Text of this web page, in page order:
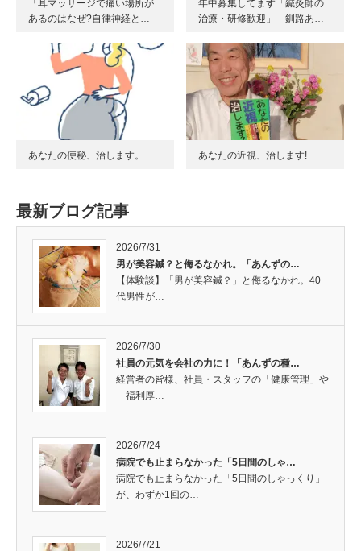
「耳マッサージで痛い場所が
あるのはなぜ?自律神経と…
年中募集してます「鍼灸師の
治療・研修歓迎」 釧路あ…
あなたの便秘、治します。 あなたの近視、治します!
最新ブログ記事
2026/7/31
男が美容鍼？と侮るなかれ。「あんずの…
【体験談】「男が美容鍼？」と侮るなかれ。40
代男性が…
2026/7/30
社員の元気を会社の力に！「あんずの種…
経営者の皆様、社員・スタッフの「健康管理」や
「福利厚…
2026/7/24
病院でも止まらなかった「5日間のしゃ…
病院でも止まらなかった「5日間のしゃっくり」
が、わずか1回の…
2026/7/21